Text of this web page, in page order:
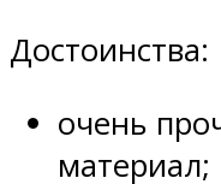
Достоинства:
очень
материал;